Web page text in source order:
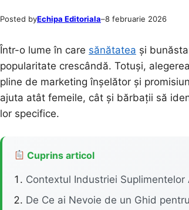
Posted byEchipa Editoriala–8 februarie 2026
Într-o lume în care sănătatea și
popularitate crescândă. Totuși,
pline de marketing înșelător și
ajuta atât femeile, cât și bărbații să
lor specifice.
Cuprins articol
Contextul Industriei Suplimentelor
De Ce ai Nevoie de un Ghid